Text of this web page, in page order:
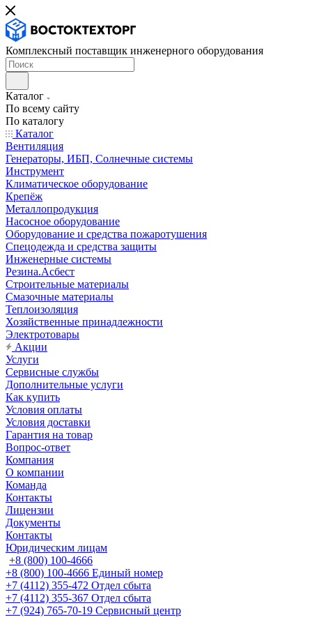
Комплексный поставщик инженерного оборудования
Каталог
По всему сайту
По каталогу
Каталог
Вентиляция
Генераторы, ИБП, Солнечные системы
Инструмент
Климатическое оборудование
Крепёж
Металлопродукция
Насосное оборудование
Оборудование и средства пожаротушения
Спецодежда и средства защиты
Инженерные системы
Резина.Асбест
Строительные материалы
Смазочные материалы
Теплоизоляция
Хозяйственные принадлежности
Электротовары
Акции
Услуги
Сервисные службы
Дополнительные услуги
Как купить
Условия оплаты
Условия доставки
Гарантия на товар
Вопрос-ответ
Компания
О компании
Команда
Контакты
Лицензии
Документы
Контакты
Юридическим лицам
+8 (800) 100-4666
+8 (800) 100-4666 Единый номер
+7 (4112) 355-472 Отдел сбыта
+7 (4112) 355-367 Отдел сбыта
+7 (924) 765-70-19 Сервисный центр